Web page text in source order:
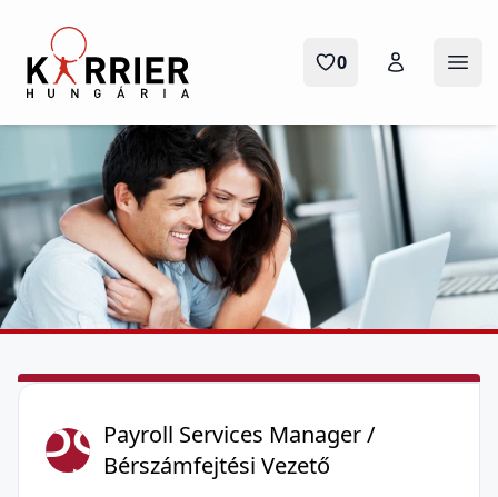
Karrier Hungária
0
PS Payroll Services Manager /
Bérszámfejtési Vezető